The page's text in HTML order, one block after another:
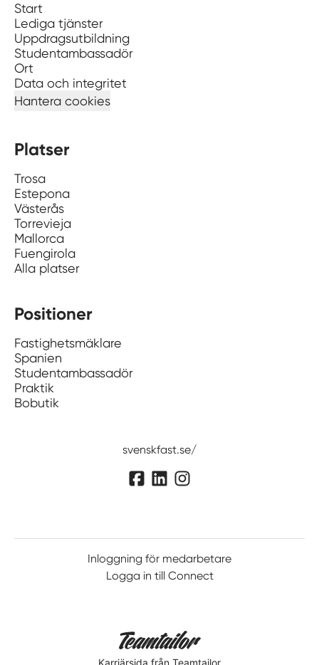
Start
Lediga tjänster
Uppdragsutbildning
Studentambassadör
Ort
Data och integritet
Hantera cookies
Platser
Trosa
Estepona
Västerås
Torrevieja
Mallorca
Fuengirola
Alla platser
Positioner
Fastighetsmäklare
Spanien
Studentambassadör
Praktik
Bobutik
svenskfast.se/
Inloggning för medarbetare
Logga in till Connect
Karriärsida från Teamtailor